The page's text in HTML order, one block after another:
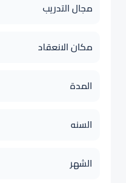
مجال التدريب
مكان الانعقاد
المدة
السنه
الشهر